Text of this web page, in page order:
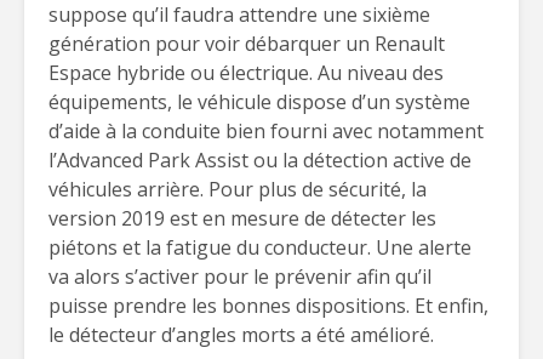
suppose qu’il faudra attendre une sixième
génération pour voir débarquer un Renault
Espace hybride ou électrique. Au niveau des
équipements, le véhicule dispose d’un système
d’aide à la conduite bien fourni avec notamment
l’Advanced Park Assist ou la détection active de
véhicules arrière. Pour plus de sécurité, la
version 2019 est en mesure de détecter les
piétons et la fatigue du conducteur. Une alerte
va alors s’activer pour le prévenir afin qu’il
puisse prendre les bonnes dispositions. Et enfin,
le détecteur d’angles morts a été amélioré.